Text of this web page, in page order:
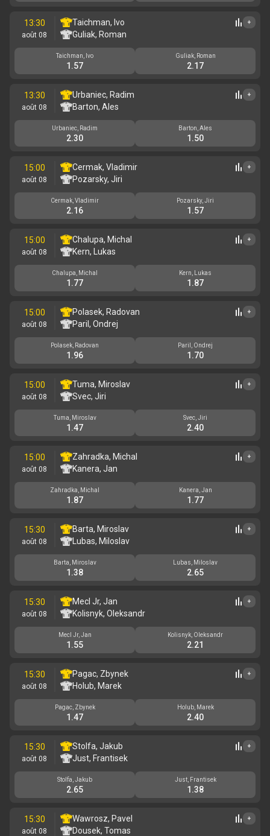
13:30
août 08
Taichman, Ivo
Guliak, Roman
+
Taichman, Ivo
1.57
Guliak, Roman
2.17
13:30
août 08
Urbaniec, Radim
Barton, Ales
+
Urbaniec, Radim
2.30
Barton, Ales
1.50
15:00
août 08
Cermak, Vladimir
Pozarsky, Jiri
+
Cermak, Vladimir
2.16
Pozarsky, Jiri
1.57
15:00
août 08
Chalupa, Michal
Kern, Lukas
+
Chalupa, Michal
1.77
Kern, Lukas
1.87
15:00
août 08
Polasek, Radovan
Paril, Ondrej
+
Polasek, Radovan
1.96
Paril, Ondrej
1.70
15:00
août 08
Tuma, Miroslav
Svec, Jiri
+
Tuma, Miroslav
1.47
Svec, Jiri
2.40
15:00
août 08
Zahradka, Michal
Kanera, Jan
+
Zahradka, Michal
1.87
Kanera, Jan
1.77
15:30
août 08
Barta, Miroslav
Lubas, Miloslav
+
Barta, Miroslav
1.38
Lubas, Miloslav
2.65
15:30
août 08
Mecl Jr, Jan
Kolisnyk, Oleksandr
+
Mecl Jr, Jan
1.55
Kolisnyk, Oleksandr
2.21
15:30
août 08
Pagac, Zbynek
Holub, Marek
+
Pagac, Zbynek
1.47
Holub, Marek
2.40
15:30
août 08
Stolfa, Jakub
Just, Frantisek
+
Stolfa, Jakub
2.65
Just, Frantisek
1.38
15:30
août 08
Wawrosz, Pavel
Dousek, Tomas
+